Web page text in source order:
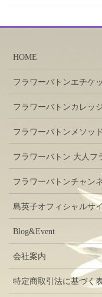
HOME
フラワーバトンエチケ
フラワーバトンカレッ
フラワーバトンメソッド
フラワーバトン 大人フ
フラワーバトンチャン
島英子オフィシャルサ
Blog&Event
会社案内
特定商取引法に基づく